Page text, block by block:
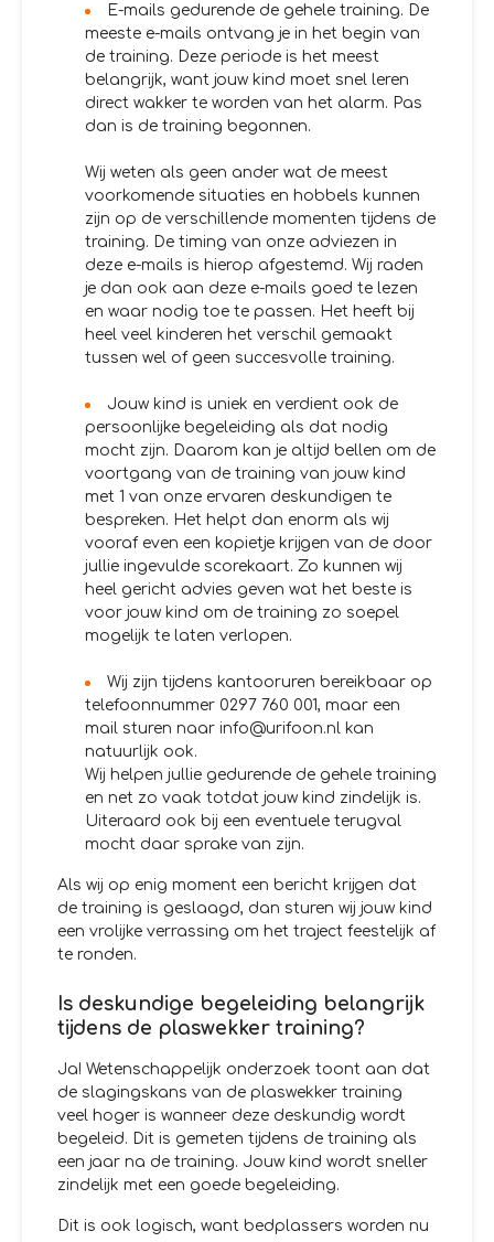
E-mails gedurende de gehele training. De
meeste e-mails ontvang je in het begin van
de training. Deze periode is het meest
belangrijk, want jouw kind moet snel leren
direct wakker te worden van het alarm. Pas
dan is de training begonnen.
Wij weten als geen ander wat de meest
voorkomende situaties en hobbels kunnen
zijn op de verschillende momenten tijdens de
training. De timing van onze adviezen in
deze e-mails is hierop afgestemd. Wij raden
je dan ook aan deze e-mails goed te lezen
en waar nodig toe te passen. Het heeft bij
heel veel kinderen het verschil gemaakt
tussen wel of geen succesvolle training.
Jouw kind is uniek en verdient ook de
persoonlijke begeleiding als dat nodig
mocht zijn. Daarom kan je altijd bellen om de
voortgang van de training van jouw kind
met 1 van onze ervaren deskundigen te
bespreken. Het helpt dan enorm als wij
vooraf even een kopietje krijgen van de door
jullie ingevulde scorekaart. Zo kunnen wij
heel gericht advies geven wat het beste is
voor jouw kind om de training zo soepel
mogelijk te laten verlopen.
Wij zijn tijdens kantooruren bereikbaar op
telefoonnummer 0297 760 001, maar een
mail sturen naar info@urifoon.nl kan
natuurlijk ook.
Wij helpen jullie gedurende de gehele training
en net zo vaak totdat jouw kind zindelijk is.
Uiteraard ook bij een eventuele terugval
mocht daar sprake van zijn.
Als wij op enig moment een bericht krijgen dat
de training is geslaagd, dan sturen wij jouw kind
een vrolijke verrassing om het traject feestelijk af
te ronden.
Is deskundige begeleiding belangrijk
tijdens de plaswekker training?
Ja! Wetenschappelijk onderzoek toont aan dat
de slagingskans van de plaswekker training
veel hoger is wanneer deze deskundig wordt
begeleid. Dit is gemeten tijdens de training als
een jaar na de training. Jouw kind wordt sneller
zindelijk met een goede begeleiding.
Dit is ook logisch, want bedplassers worden nu